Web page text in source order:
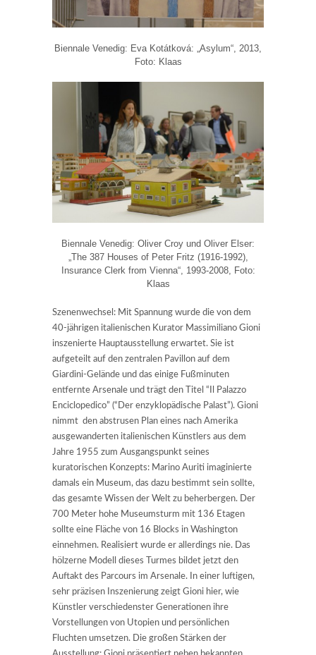
Biennale Venedig: Eva Kotátková: „Asylum“, 2013,
Foto: Klaas
Biennale Venedig: Oliver Croy und Oliver Elser:
„The 387 Houses of Peter Fritz (1916-1992),
Insurance Clerk from Vienna“, 1993-2008, Foto:
Klaas
Szenenwechsel: Mit Spannung wurde die von dem
40-jährigen italienischen Kurator Massimiliano Gioni
inszenierte Hauptausstellung erwartet. Sie ist
aufgeteilt auf den zentralen Pavillon auf dem
Giardini-Gelände und das einige Fußminuten
entfernte Arsenale und trägt den Titel “Il Palazzo
Enciclopedico” (“Der enzyklopädische Palast”). Gioni
nimmt den abstrusen Plan eines nach Amerika
ausgewanderten italienischen Künstlers aus dem
Jahre 1955 zum Ausgangspunkt seines
kuratorischen Konzepts: Marino Auriti imaginierte
damals ein Museum, das dazu bestimmt sein sollte,
das gesamte Wissen der Welt zu beherbergen. Der
700 Meter hohe Museumsturm mit 136 Etagen
sollte eine Fläche von 16 Blocks in Washington
einnehmen. Realisiert wurde er allerdings nie. Das
hölzerne Modell dieses Turmes bildet jetzt den
Auftakt des Parcours im Arsenale. In einer luftigen,
sehr präzisen Inszenierung zeigt Gioni hier, wie
Künstler verschiedenster Generationen ihre
Vorstellungen von Utopien und persönlichen
Fluchten umsetzen. Die großen Stärken der